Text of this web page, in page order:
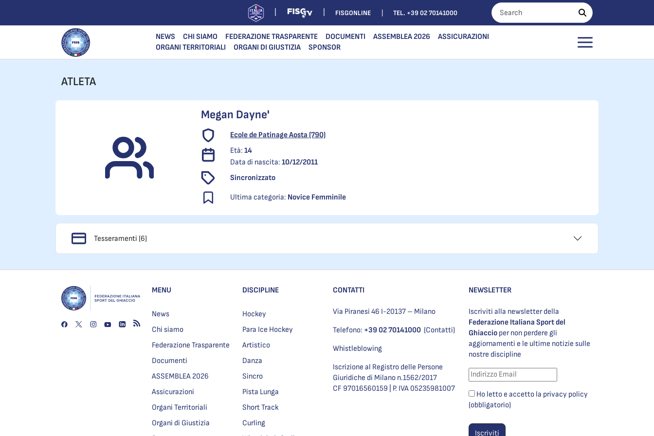
FISGONLINE TEL. +39 02 70141000
NEWS CHI SIAMO FEDERAZIONE TRASPARENTE DOCUMENTI ASSEMBLEA 2026
ASSICURAZIONI
ORGANI TERRITORIALI
ORGANI DI GIUSTIZIA SPONSOR
ATLETA
Megan Dayne'
Ecole de Patinage Aosta (790)
Età:14
Data di nascita:10/12/2011
Sincronizzato
Ultima categoria: Novice Femminile
Tesseramenti (6)
MENU
News
Chi siamo
Federazione Trasparente
Documenti
ASSEMBLEA 2026
Assicurazioni
Organi Territoriali
Organi di Giustizia
DISCIPLINE
Hockey
Para Ice Hockey
Artistico
Danza
Sincro
Pista Lunga
Short Track
Curling
CONTATTI
Via Piranesi 46 I-20137 – Milano
Telefono: +39 02 70141000 (Contatti)
Whistleblowing
Iscrizione al Registro delle Persone
Giuridiche di Milano n.1562/2017
CF 97016560159 | P. IVA 05235981007
NEWSLETTER
Iscriviti alla newsletter della
Federazione Italiana Sport del
Ghiaccio per non perdere gli
aggiornamenti e le ultime notizie sulle
nostre discipline
Ho letto e accetto la privacy policy
(obbligatorio)